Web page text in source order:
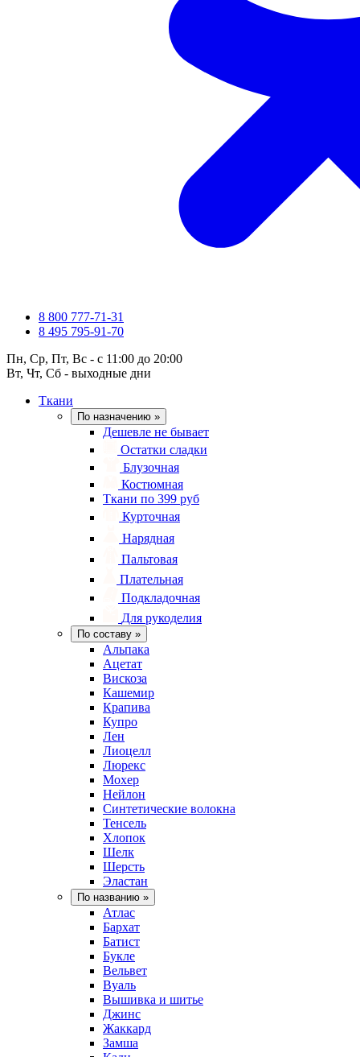
8 800 777-71-31
8 495 795-91-70
Пн, Ср, Пт, Вс - с 11:00 до 20:00
Вт, Чт, Сб - выходные дни
Ткани
По назначению »
Дешевле не бывает
Остатки сладки
Блузочная
Костюмная
Ткани по 399 руб
Курточная
Нарядная
Пальтовая
Плательная
Подкладочная
Для рукоделия
По составу »
Альпака
Ацетат
Вискоза
Кашемир
Крапива
Купро
Лен
Лиоцелл
Люрекс
Мохер
Нейлон
Синтетические волокна
Тенсель
Хлопок
Шелк
Шерсть
Эластан
По названию »
Атлас
Бархат
Батист
Букле
Вельвет
Вуаль
Вышивка и шитье
Джинс
Жаккард
Замша